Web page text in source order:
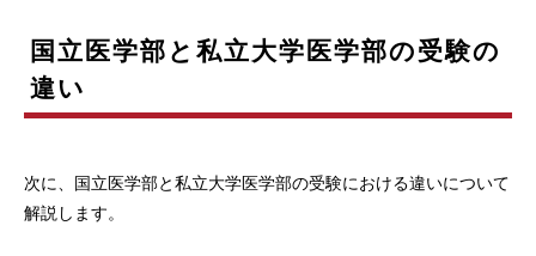
国立医学部と私立大学医学部の受験の
違い
次に、国立医学部と私立大学医学部の受験における違いについて
解説します。